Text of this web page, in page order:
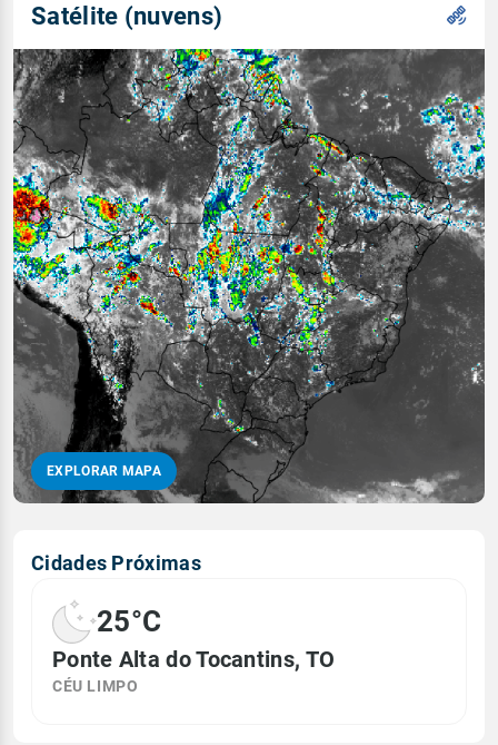
Satélite (nuvens)
EXPLORAR MAPA
Cidades Próximas
25°C
Ponte Alta do Tocantins, TO
CÉU LIMPO